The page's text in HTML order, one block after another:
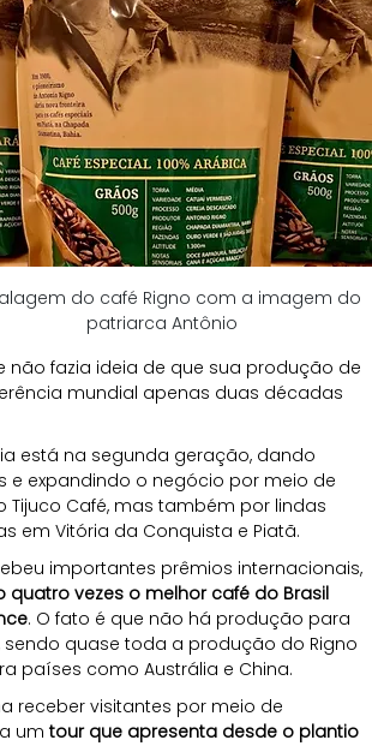
do café Rigno com a imagem do
patriarca Antônio
mundial apenas duas décadas
está na segunda geração, dando
e expandindo o negócio por meio de
Tijuco Café, mas também por lindas
em Vitória da Conquista e Piatã.
importantes prêmios internacionais,
quatro vezes o melhor café do Brasil
. O fato é que não há produção para
quase toda a produção do Rigno
países como Austrália e China.
receber visitantes por meio de
um tour que apresenta desde o plantio